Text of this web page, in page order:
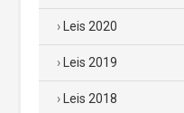
Leis 2020
Leis 2019
Leis 2018